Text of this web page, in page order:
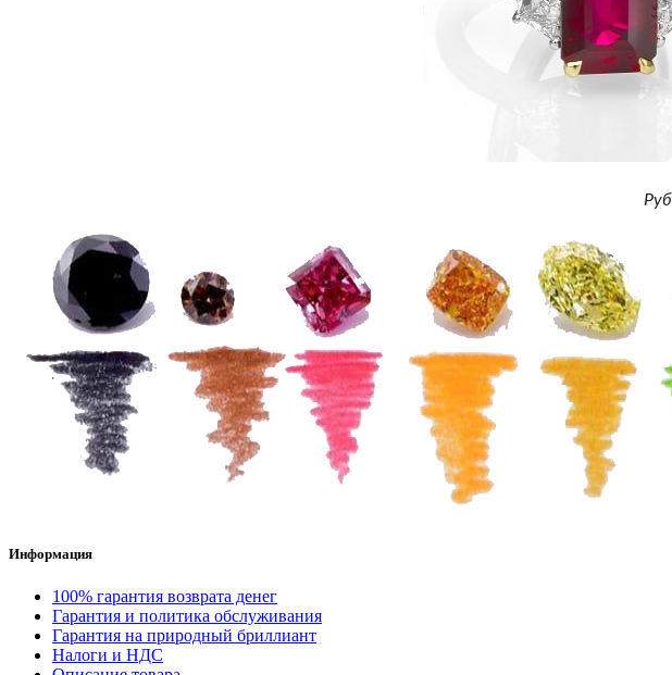
Информация
100% гарантия возврата денег
Гарантия и политика обслуживания
Гарантия на природный бриллиант
Налоги и НДС